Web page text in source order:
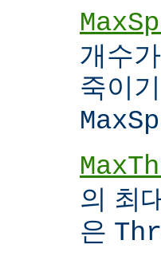
개수
죽이
의 최
은